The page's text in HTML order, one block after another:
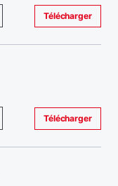
Télécharger
Télécharger